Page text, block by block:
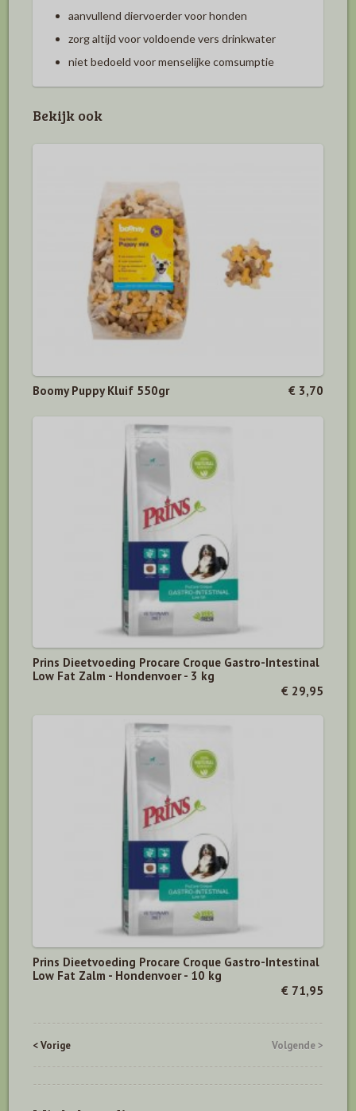
aanvullend diervoerder voor honden
zorg altijd voor voldoende vers drinkwater
niet bedoeld voor menselijke comsumptie
Bekijk ook
Boomy Puppy Kluif 550gr € 3,70
Prins Dieetvoeding Procare Croque Gastro-Intestinal
Low Fat Zalm - Hondenvoer - 3 kg
€ 29,95
Prins Dieetvoeding Procare Croque Gastro-Intestinal
Low Fat Zalm - Hondenvoer - 10 kg
€ 71,95
< Vorige Volgende >